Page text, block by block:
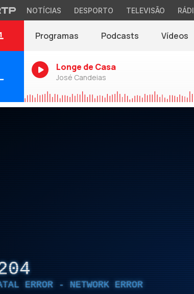
NOTÍCIAS DESPORTO TELEVISÃO
Programas Podcasts Vídeos
Longe de Casa
José Candeias
ERROR - NETWORK ERROR